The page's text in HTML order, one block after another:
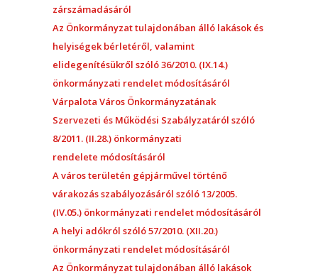
zárszámadásáról
Az Önkormányzat tulajdonában álló lakások és
helyiségek bérletéről, valamint
elidegenítésükről szóló 36/2010. (IX.14.)
önkormányzati rendelet módosításáról
Várpalota Város Önkormányzatának
Szervezeti és Működési Szabályzatáról szóló
8/2011. (II.28.) önkormányzati
rendelete módosításáról
A város területén gépjárművel történő
várakozás szabályozásáról szóló 13/2005.
(IV.05.) önkormányzati rendelet módosításáról
A helyi adókról szóló 57/2010. (XII.20.)
önkormányzati rendelet módosításáról
Az Önkormányzat tulajdonában álló lakások